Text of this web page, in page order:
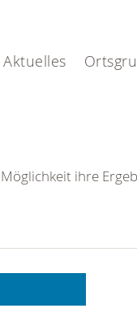
Aktuelles
ihre